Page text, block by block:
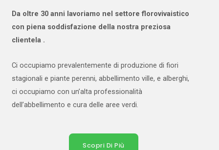
Da oltre 30 anni lavoriamo nel settore florovivaistico
con piena soddisfazione della nostra preziosa
clientela .
Ci occupiamo prevalentemente di produzione di fiori
stagionali e piante perenni, abbellimento ville, e alberghi,
ci occupiamo con un’alta professionalità
dell’abbellimento e cura delle aree verdi.
Scopri Di Più